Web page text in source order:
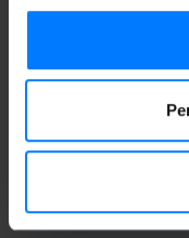
Pes brut:
Nombre de
Classificació